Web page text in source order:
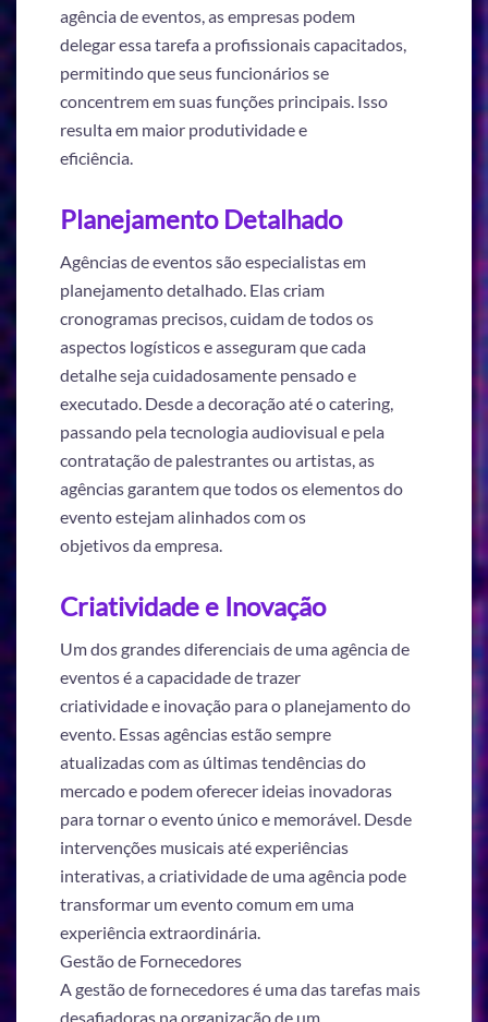
agência de eventos, as empresas podem
delegar essa tarefa a profissionais capacitados,
permitindo que seus funcionários se
concentrem em suas funções principais. Isso
resulta em maior produtividade e
eficiência.
Planejamento Detalhado
Agências de eventos são especialistas em
planejamento detalhado. Elas criam
cronogramas precisos, cuidam de todos os
aspectos logísticos e asseguram que cada
detalhe seja cuidadosamente pensado e
executado. Desde a decoração até o catering,
passando pela tecnologia audiovisual e pela
contratação de palestrantes ou artistas, as
agências garantem que todos os elementos do
evento estejam alinhados com os
objetivos da empresa.
Criatividade e Inovação
Um dos grandes diferenciais de uma agência de
eventos é a capacidade de trazer
criatividade e inovação para o planejamento do
evento. Essas agências estão sempre
atualizadas com as últimas tendências do
mercado e podem oferecer ideias inovadoras
para tornar o evento único e memorável. Desde
intervenções musicais até experiências
interativas, a criatividade de uma agência pode
transformar um evento comum em uma
experiência extraordinária.
Gestão de Fornecedores
A gestão de fornecedores é uma das tarefas mais
desafiadoras na organização de um